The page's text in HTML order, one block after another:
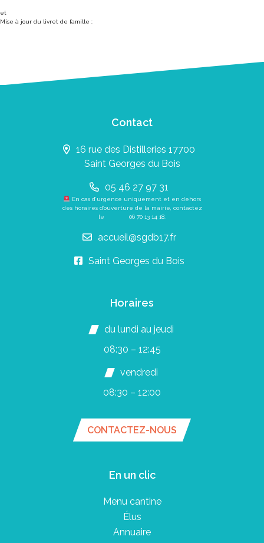
et
Mise à jour du livret de famille :
Contact
16 rue des Distilleries 17700
Saint Georges du Bois
05 46 27 97 31
En cas d’urgence uniquement et en dehors
des horaires d’ouverture de la mairie, contactez
le 06 70 13 14 18.
accueil@sgdb17.fr
Saint Georges du Bois
Horaires
du lundi au jeudi
08:30 – 12:45
vendredi
08:30 – 12:00
CONTACTEZ-NOUS
En un clic
Menu cantine
Élus
Annuaire